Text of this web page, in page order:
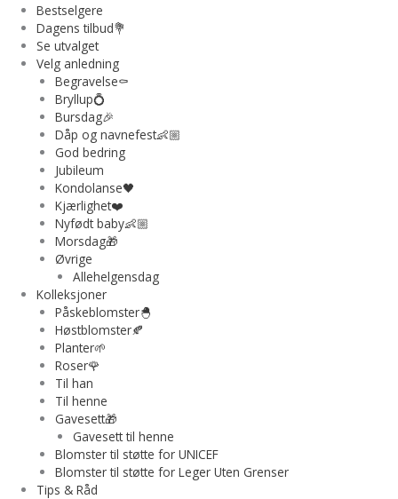
Bestselgere
Dagens tilbud💐
Se utvalget
Velg anledning
Begravelse⚰️
Bryllup💍
Bursdag🎉
Dåp og navnefest👶🏼
God bedring
Jubileum
Kondolanse🖤
Kjærlighet❤️
Nyfødt baby👶🏼
Morsdag🎁
Øvrige
Allehelgensdag
Kolleksjoner
Påskeblomster🐣
Høstblomster🍂
Planter🌱
Roser🌹
Til han
Til henne
Gavesett🎁
Gavesett til henne
Blomster til støtte for UNICEF
Blomster til støtte for Leger Uten Grenser
Tips & Råd